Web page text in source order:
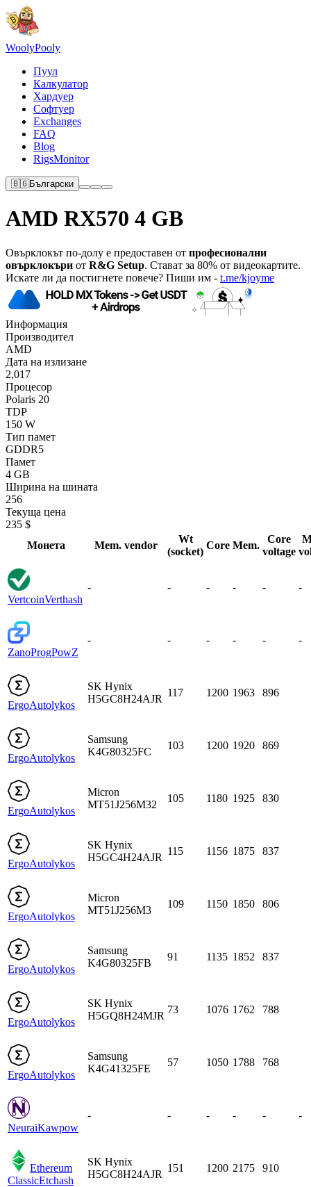
WoolyPooly
Пуул
Калкулатор
Хардуер
Софтуер
Exchanges
FAQ
Blog
RigsMonitor
🇧🇬Български
AMD RX570 4 GB
Овърклокът по-долу е предоставен от професионални
овърклокъри от R&G Setup. Стават за 80% от видеокартите.
Искате ли да постигнете повече? Пиши им - t.me/kjoyme
Информация
Производител
AMD
Дата на излизане
2,017
Процесор
Polaris 20
TDP
150 W
Тип памет
GDDR5
Памет
4 GB
Ширина на шината
256
Текуща цена
235 $
Монета
Mem. vendor
Wt
(socket)
Core Mem.
Core
voltage
VertcoinVerthash
- - - - - -
ZanoProgPowZ
- - - - - -
ErgoAutolykos
SK Hynix
H5GC8H24AJR
117 1200 1963 896
ErgoAutolykos
Samsung
K4G80325FC
103 1200 1920 869
ErgoAutolykos
Micron
MT51J256M32
105 1180 1925 830
ErgoAutolykos
SK Hynix
H5GC4H24AJR
115 1156 1875 837
ErgoAutolykos
Micron
MT51J256M3
109 1150 1850 806
ErgoAutolykos
Samsung
K4G80325FB
91 1135 1852 837
ErgoAutolykos
SK Hynix
H5GQ8H24MJR
73 1076 1762 788
ErgoAutolykos
Samsung
K4G41325FE
57 1050 1788 768
NeuraiKawpow
- - - - - -
Ethereum
ClassicEtchash
SK Hynix
H5GC8H24AJR
151 1200 2175 910